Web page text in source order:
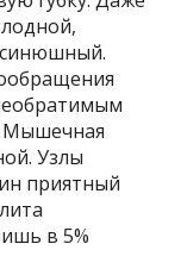
Мышечная
Узлы
приятный
в 5%